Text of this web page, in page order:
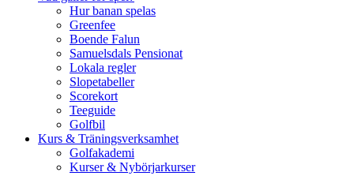
Hur banan spelas
Greenfee
Boende Falun
Samuelsdals Pensionat
Lokala regler
Slopetabeller
Scorekort
Teeguide
Golfbil
Kurs & Träningsverksamhet
Golfakademi
Kurser & Nybörjarkurser